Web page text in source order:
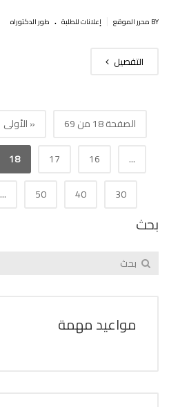
BY محرر الموقع إعلانات للطلبة . طور الدكتوراه
التفصيل
الصفحة 18 من 69 « الأولى
...
16
17
18
30
40
50
...
بحث
مواعيد مهمة